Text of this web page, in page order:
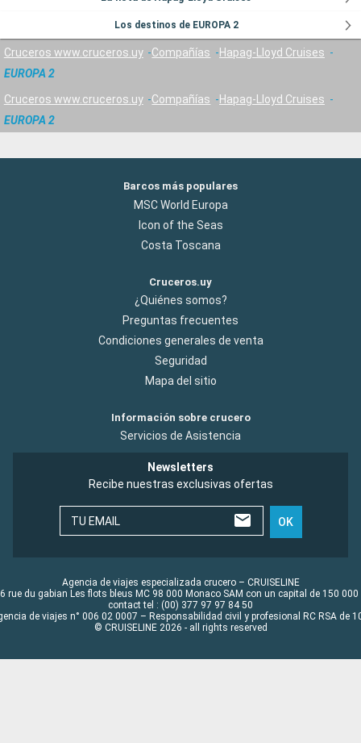
Los destinos de EUROPA 2
Cruceros www.cruceros.uy Compañías
Hapag-Lloyd Cruises
EUROPA 2
Cruceros www.cruceros.uy Compañías
Hapag-Lloyd Cruises
EUROPA 2
Barcos más populares
MSC World Europa
Icon of the Seas
Costa Toscana
Cruceros.uy
¿Quiénes somos?
Preguntas frecuentes
Condiciones generales de venta
Seguridad
Mapa del sitio
Información sobre crucero
Servicios de Asistencia
Newsletters
Recibe nuestras exclusivas ofertas
TU EMAIL OK
Agencia de viajes especializada crucero – CRUISELINE
rue du gabian Les flots bleus MC 98 000 Monaco SAM con un capital de 150 000
contact tel : (00) 377 97 97 84 50
de viajes n° 006 02 0007 – Responsabilidad civil y profesional RC RSA de
© CRUISELINE 2026 - all rights reserved